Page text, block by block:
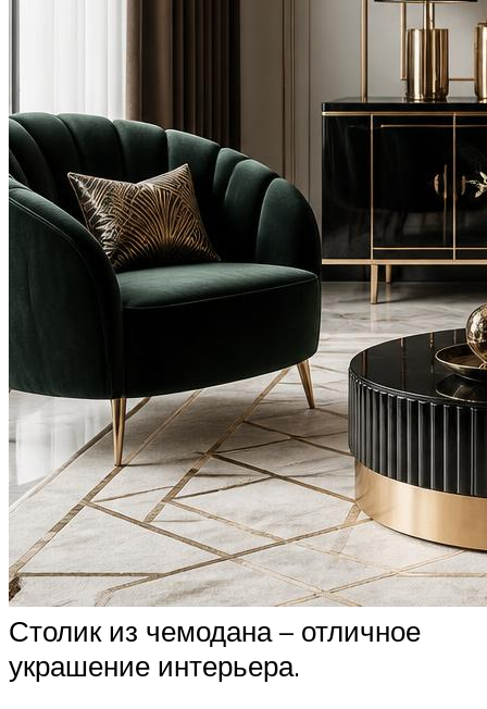
Столик из чемодана – отличное
украшение интерьера.